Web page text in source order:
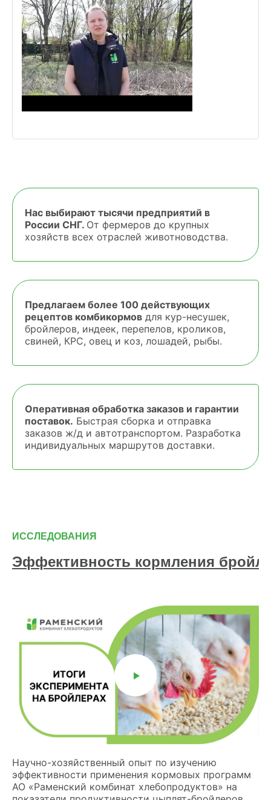
Нас выбирают тысячи предприятий в
России СНГ. От фермеров до крупных
хозяйств всех отраслей животноводства.
Предлагаем более 100 действующих
рецептов комбикормов для кур-несушек,
бройлеров, индеек, перепелов, кроликов,
свиней, КРС, овец и коз, лошадей, рыбы.
Оперативная обработка заказов и гарантии
поставок. Быстрая сборка и отправка
заказов ж/д и автотранспортом. Разработка
индивидуальных маршрутов доставки.
ИССЛЕДОВАНИЯ
Эффективность кормления
Научно-хозяйственный опыт по изучению
эффективности применения кормовых программ
АО «Раменский комбинат хлебопродуктов» на